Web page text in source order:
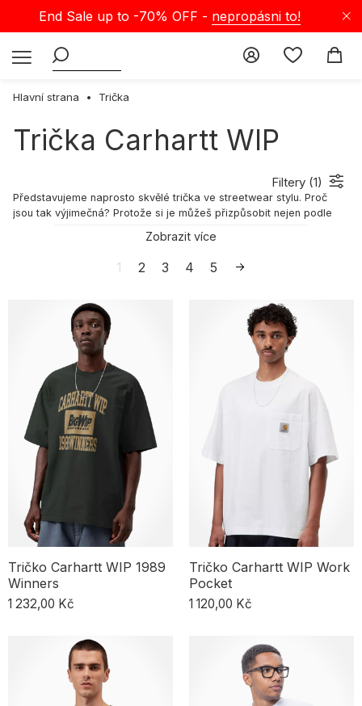
End Sale up to -70% OFF - nepropásni to!
Hlavní strana Trička
Trička Carhartt WIP
Filtery (1)
Představujeme naprosto skvělé trička ve streetwear stylu. Proč
jsou tak výjimečná? Protože si je můžeš přizpůsobit nejen podle
pánská trička, stanou se základem každodenního outfitu, zatímco
Vyjádří tvoji osobnost a odliší tě v davu velkoměsta. V této
Vyber si z desítek modelů triček s krátkým rukávem, klasická nebo
s logem, díky kterým tvůj outfit bude odpovídat nejnovějším
trendům městské sportovní módy.
Oversize střih — charakteristika
V naší nabídce nechybí trička v oversize střihu. Právě tyto modely
jsou dnes nejvíc trendy a hodí se na každou postavu. Pokud sázíš
na nadčasový charakter každého kousku svého šatníku, ceníš si
pohodlí, volnosti a ležérního stylu nejen při sportu, ale i při každé
jiné aktivitě, oversize střih je trefa do černého. Streetwear volná
trička, která vypadají větší, zdůrazní tvůj jedinečný styl bez ohledu
na roční období. Trendy jasně ukazují, že se vyplatí je mít ve skříni.
Ať už pánské nebo dámské tričko, hodí se k mikině, džínům,
joggerům nebo cargo kalhotám. V létě pak skvěle sednou ke
kraťasům nebo maxi i mini sukním.
Zobrazit více
1 2 3 4 5
Tričko Carhartt WIP 1989
Winners
1 232,00 Kč
Tričko Carhartt WIP Work
Pocket
1 120,00 Kč